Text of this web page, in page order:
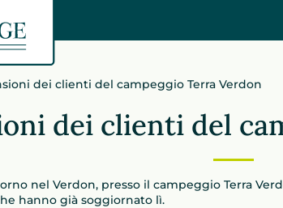
dei clienti del campeggio Terra Verdon
dei clienti del
nel Verdon, presso il campeggio Terra
hanno già soggiornato lì.